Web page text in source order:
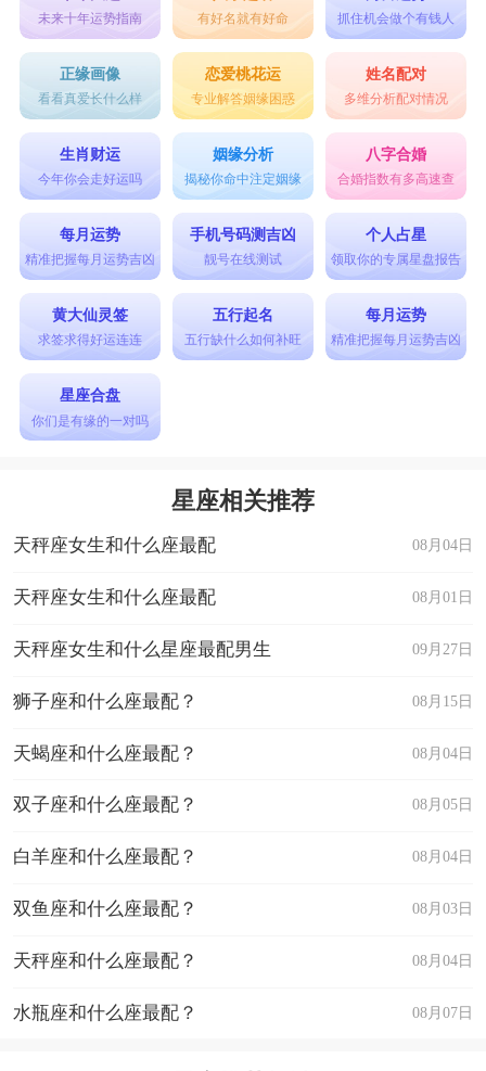
未来十年运势指南 有好名就有好命 抓住机会做个有钱人
正缘画像
看看真爱长什么样
恋爱桃花运
专业解答姻缘困惑
姓名配对
多维分析配对情况
生肖财运
今年你会走好运吗
姻缘分析
揭秘你命中注定姻缘
八字合婚
合婚指数有多高速查
每月运势
精准把握每月运势吉凶
手机号码测吉凶
靓号在线测试
个人占星
领取你的专属星盘报告
黄大仙灵签
求签求得好运连连
五行起名
五行缺什么如何补旺
每月运势
精准把握每月运势吉凶
星座合盘
你们是有缘的一对吗
星座相关推荐
08月04日
天秤座女生和什么座最配
08月01日
天秤座女生和什么座最配
09月27日
天秤座女生和什么星座最配男生
08月15日
狮子座和什么座最配？
08月04日
天蝎座和什么座最配？
08月05日
双子座和什么座最配？
08月04日
白羊座和什么座最配？
08月03日
双鱼座和什么座最配？
08月04日
天秤座和什么座最配？
08月07日
水瓶座和什么座最配？